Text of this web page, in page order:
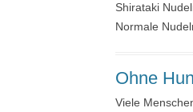
Shirataki
Normale
Ohne
Viele